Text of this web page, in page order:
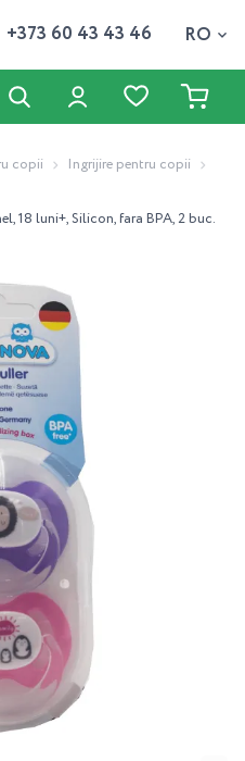
+373 60 43 43 46 RO
copii
Ingrijire pentru copii
18 luni+, Silicon, fara BPA, 2 buc.